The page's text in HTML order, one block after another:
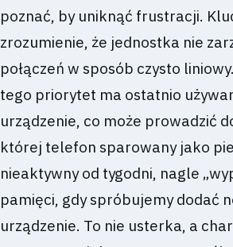
poznać, by uniknąć frustracji.
zrozumienie, że jednostka nie
połączeń w sposób czysto
tego priorytet ma ostatnio
urządzenie, co może prowadzić
której telefon sparowany jako
nieaktywny od tygodni, nagle
pamięci, gdy spróbujemy dodać
urządzenie. To nie usterka, a